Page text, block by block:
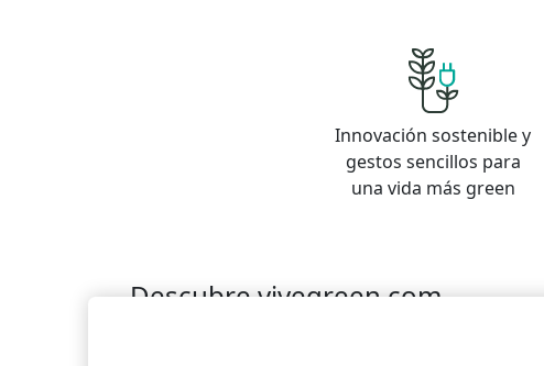
Innovación sostenible y
gestos sencillos para
una vida más green
Descubre vivegreen.com